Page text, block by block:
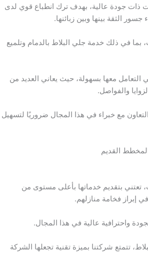
ذات جودة عالية، بهدف ترك انطباع قوي لدى
الثقة بينها وبين زبائنها.
في ذلك خدمة جلي البلاط بالدمام وتلميع
التعامل معها بسهولة، حيث يعاني العديد من
والفواصل.
مع خبراء في هذا المجال ضروريًا لتسهيل
القديم
تعتني بتقديم خدماتها بأعلى مستوى من
إبراز فخامة منازلهم.
واحترافية عالية في هذا المجال.
تتمتع شركتنا بميزة تقنية تجعلها الشركة